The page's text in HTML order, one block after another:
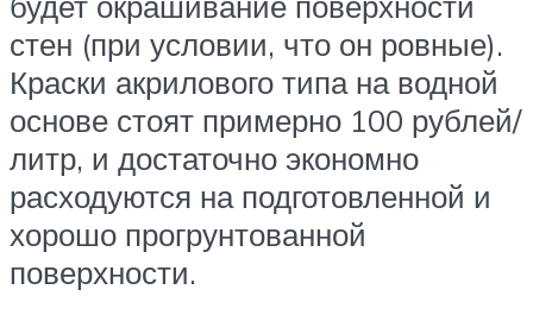
стен (при условии, что он ровные).
Краски акрилового типа на водной
основе стоят примерно 100 рублей/
литр, и достаточно экономно
расходуются на подготовленной и
хорошо прогрунтованной
поверхности.